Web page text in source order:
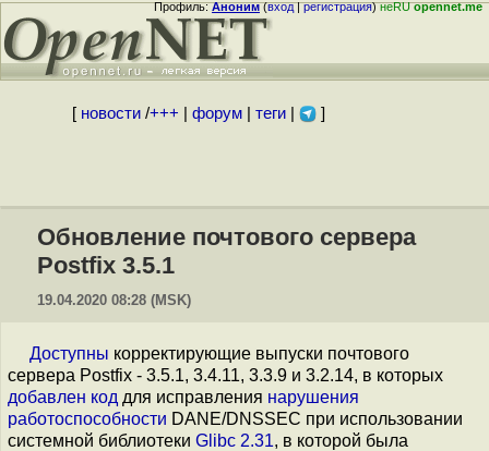
Профиль:Аноним(вход|регистрация)неRUopennet.me
[ новости/+++ форум| теги| ]
Обновление почтового сервера
Postfix 3.5.1
19.04.2020 08:28 (MSK)
Доступны корректирующие выпуски почтового
сервера Postfix - 3.5.1, 3.4.11, 3.3.9 и 3.2.14, в которых
добавлен код для исправления нарушения
работоспособности DANE/DNSSEC при использовании
системной библиотеки Glibc 2.31, в которой была